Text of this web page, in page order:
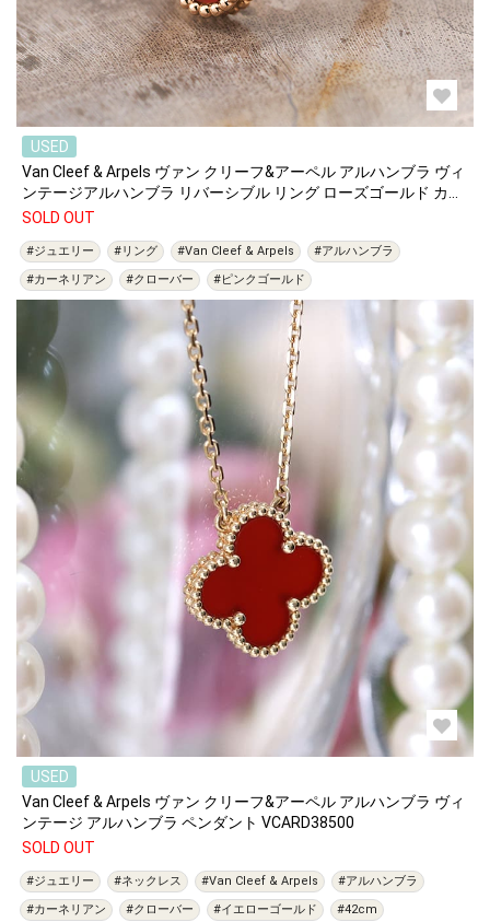
USED
Van Cleef & Arpels ヴァン クリーフ&アーペル アルハンブラ ヴィ
ンテージアルハンブラ リバーシブル リング ローズゴールド カー
ネリアン 8号 VCARP7U500
SOLD OUT
#ジュエリー #リング #Van Cleef & Arpels
#アルハンブラ
#カーネリアン
#クローバー #ピンクゴールド
USED
Van Cleef & Arpels ヴァン クリーフ&アーペル アルハンブラ ヴィ
ンテージ アルハンブラ ペンダント VCARD38500
SOLD OUT
#ジュエリー #ネックレス #Van Cleef & Arpels
#アルハンブラ
#カーネリアン
#クローバー #イエローゴールド #42cm